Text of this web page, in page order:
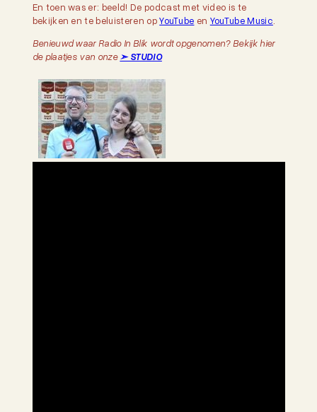
En toen was er: beeld! De podcast met video is te
bekijken en te beluisteren opYouTube en YouTube Music.
Benieuwd waar Radio In Blik wordt opgenomen? Bekijk hier
de plaatjes van onze➣ STUDIO